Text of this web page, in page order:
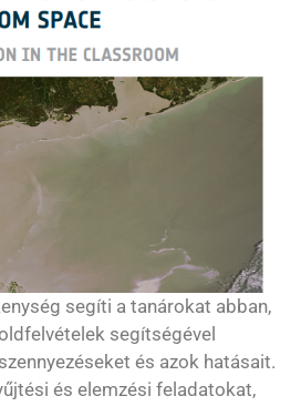
segíti a tanárokat abban,
segítségével
és azok hatásait.
és elemzési feladatokat,